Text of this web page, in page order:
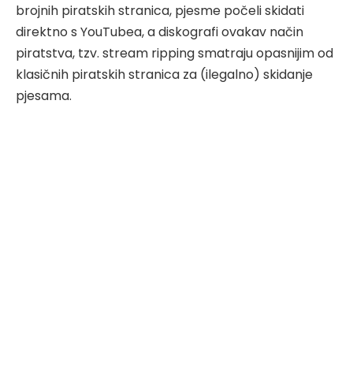
brojnih piratskih stranica, pjesme počeli skidati
direktno s YouTubea, a diskografi ovakav način
piratstva, tzv. stream ripping smatraju opasnijim od
klasičnih piratskih stranica za (ilegalno) skidanje
pjesama.